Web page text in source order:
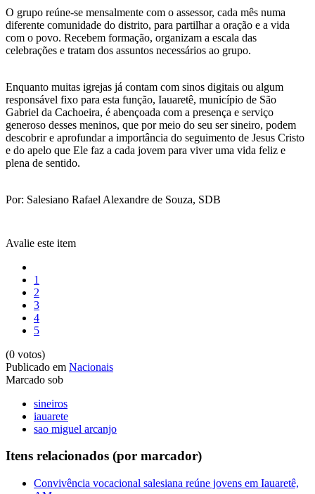
O grupo reúne-se mensalmente com o assessor, cada mês numa
diferente comunidade do distrito, para partilhar a oração e a vida
com o povo. Recebem formação, organizam a escala das
celebrações e tratam dos assuntos necessários ao grupo.
Enquanto muitas igrejas já contam com sinos digitais ou algum
responsável fixo para esta função, Iauaretê, município de São
Gabriel da Cachoeira, é abençoada com a presença e serviço
generoso desses meninos, que por meio do seu ser sineiro, podem
descobrir e aprofundar a importância do seguimento de Jesus Cristo
e do apelo que Ele faz a cada jovem para viver uma vida feliz e
plena de sentido.
Por: Salesiano Rafael Alexandre de Souza, SDB
Avalie este item
1
2
3
4
5
(0 votos)
Publicado em Nacionais
Marcado sob
sineiros
iauarete
sao miguel arcanjo
Itens relacionados (por marcador)
Convivência vocacional salesiana reúne jovens em Iauaretê,